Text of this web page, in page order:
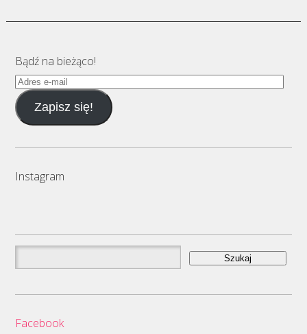
Bądź na bieżąco!
Adres
e-
mailZapisz się!
Instagram
Szukaj:
Facebook